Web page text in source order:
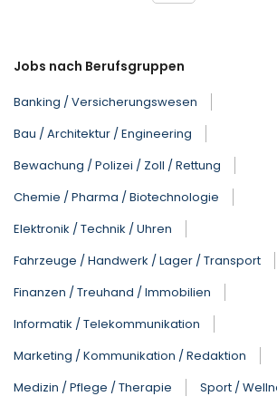
Jobs nach Berufsgruppen
Banking / Versicherungswesen
Bau / Architektur / Engineering
Bewachung / Polizei / Zoll / Rettung
Chemie / Pharma / Biotechnologie
Elektronik / Technik / Uhren
Fahrzeuge / Handwerk / Lager / Transport
Finanzen / Treuhand / Immobilien
Informatik / Telekommunikation
Marketing / Kommunikation / Redaktion
Medizin / Pflege / Therapie
Sport /